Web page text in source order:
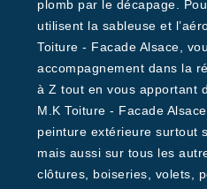
plomb par le décapage.
utilisent la sableuse et
Toiture - Facade Alsace,
accompagnement dans la
à Z tout en vous apportant
M.K Toiture - Facade
peinture extérieure surtout
mais aussi sur tous les
clôtures, boiseries, volets,